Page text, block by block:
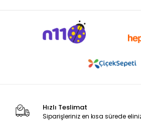
Hızlı Teslimat
Siparişleriniz en kısa sürede